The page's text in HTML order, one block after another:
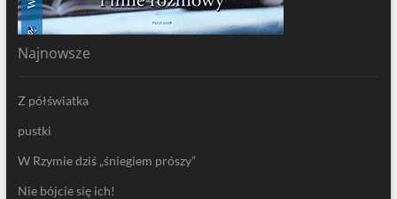
Najnowsze
Z półświatka
pustki
W Rzymie dziś „śniegiem prószy”
Nie bójcie się ich!